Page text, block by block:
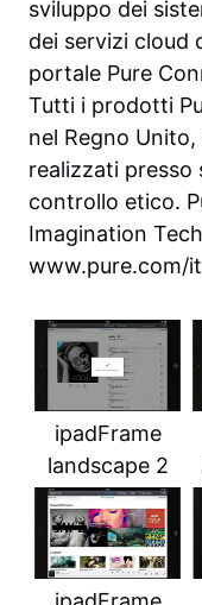
sviluppo dei
dei servizi cloud
portale Pure
Tutti i prodotti
nel Regno
realizzati
controllo etico.
Imagination
www.pure.com/it
ipadFrame
landscape 2